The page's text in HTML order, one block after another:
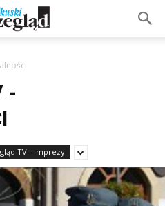
-
TV - Imprezy